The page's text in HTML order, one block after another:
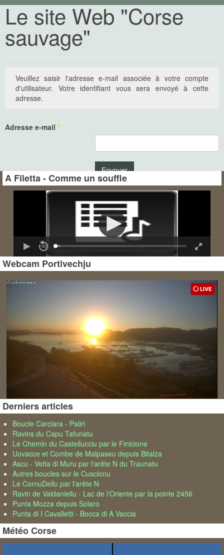
Le site Web "Corse
sauvage"
Veuillez saisir l'adresse e-mail associée à votre compte
d'utilisateur. Votre identifiant vous sera envoyé à cette
adresse.
Adresse e-mail *
Envoyer
A Filetta - Comme un souffle
Webcam Portivechju
Derniers articles
Boucle Carciara - Paliri
Ravins du Capu Tafunatu
Le Chemin du Castellucciu par le Finicione
Uovacce et Combe de Malpaseu depuis Bitalza
Ascu - Vetta di Muru par l'arête N du Traunatu
Autres boucles sur le Cuscionu
Le CornuDellu par l'arête N
Ravin de Valdaniellu - Lac de l'Oriente par la pointe 2456
Punta Mozza depuis Solaro
Punta di I Cavalletti - Bocca di A Vaccia
Météo Corse